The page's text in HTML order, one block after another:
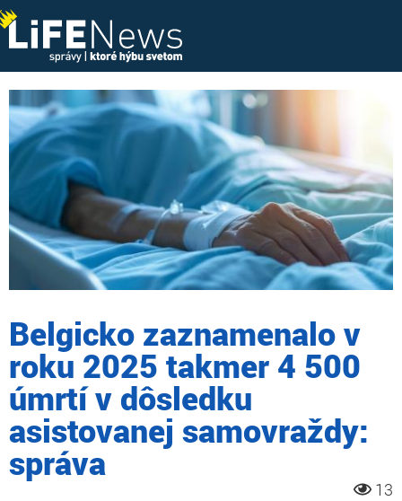
Belgicko zaznamenalo v
roku 2025 takmer 4 500
úmrtí v dôsledku
asistovanej samovraždy:
správa
13